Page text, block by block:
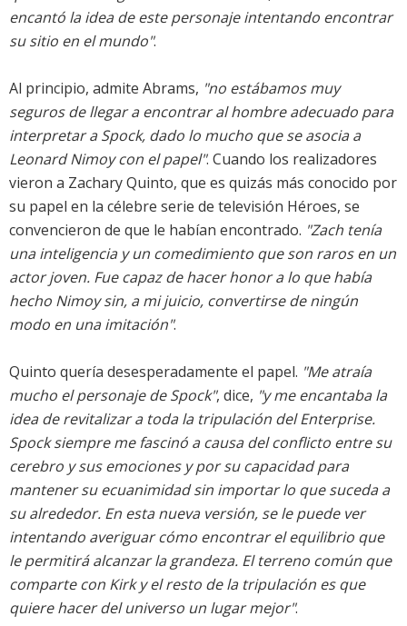
encantó la idea de este personaje intentando encontrar
su sitio en el mundo".
Al principio, admite Abrams, "no estábamos muy
seguros de llegar a encontrar al hombre adecuado para
interpretar a Spock, dado lo mucho que se asocia a
Leonard Nimoy con el papel". Cuando los realizadores
vieron a Zachary Quinto, que es quizás más conocido por
su papel en la célebre serie de televisión Héroes, se
convencieron de que le habían encontrado. "Zach tenía
una inteligencia y un comedimiento que son raros en un
actor joven. Fue capaz de hacer honor a lo que había
hecho Nimoy sin, a mi juicio, convertirse de ningún
modo en una imitación".
Quinto quería desesperadamente el papel. "Me atraía
mucho el personaje de Spock", dice, "y me encantaba la
idea de revitalizar a toda la tripulación del Enterprise.
Spock siempre me fascinó a causa del conflicto entre su
cerebro y sus emociones y por su capacidad para
mantener su ecuanimidad sin importar lo que suceda a
su alrededor. En esta nueva versión, se le puede ver
intentando averiguar cómo encontrar el equilibrio que
le permitirá alcanzar la grandeza. El terreno común que
comparte con Kirk y el resto de la tripulación es que
quiere hacer del universo un lugar mejor".